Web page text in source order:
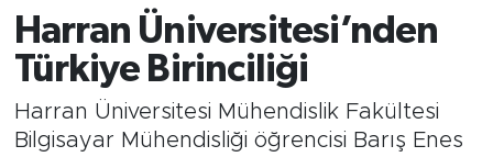
Harran Üniversitesi’nden
Türkiye Birinciliği
Harran Üniversitesi Mühendislik Fakültesi
Bilgisayar Mühendisliği öğrencisi Barış Enes
MAGAZİN
SAĞLIK
TEKNOLOJİ
Süper Lig Puan Durumu ve Fikstür
Tüm Manşetler
Son Dakika Haberleri